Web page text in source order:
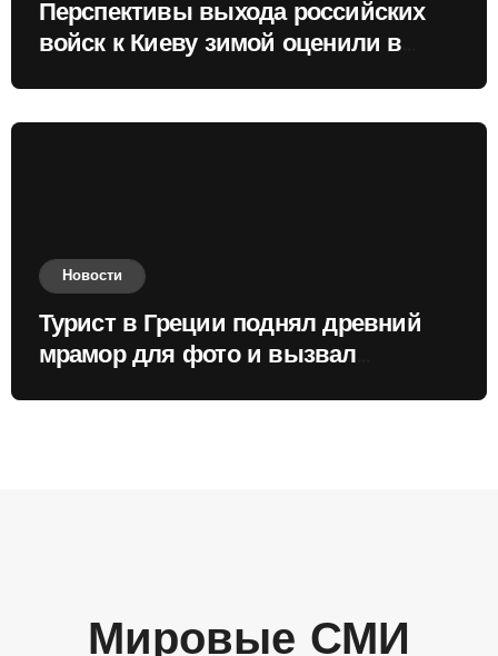
Перспективы выхода российских
войск к Киеву зимой оценили в
Новости
Турист в Греции поднял древний
мрамор для фото и вызвал
Мировые СМИ